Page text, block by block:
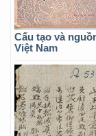
Cấu tạo và
Việt Nam